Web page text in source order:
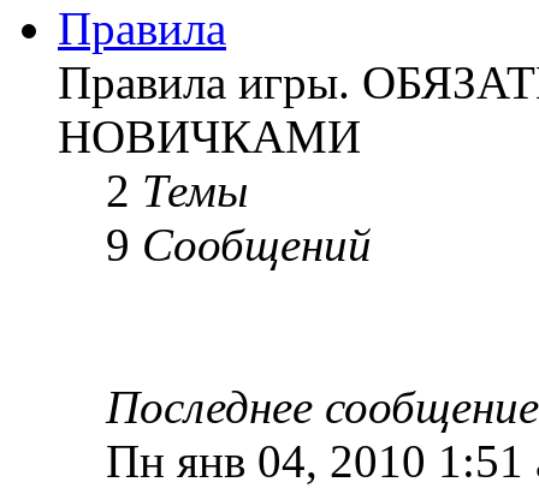
Правила
Правила игры.
НОВИЧКАМИ
2 Темы
9 Сообщений
Последнее сообщение
Пн янв 04, 2010 1:51